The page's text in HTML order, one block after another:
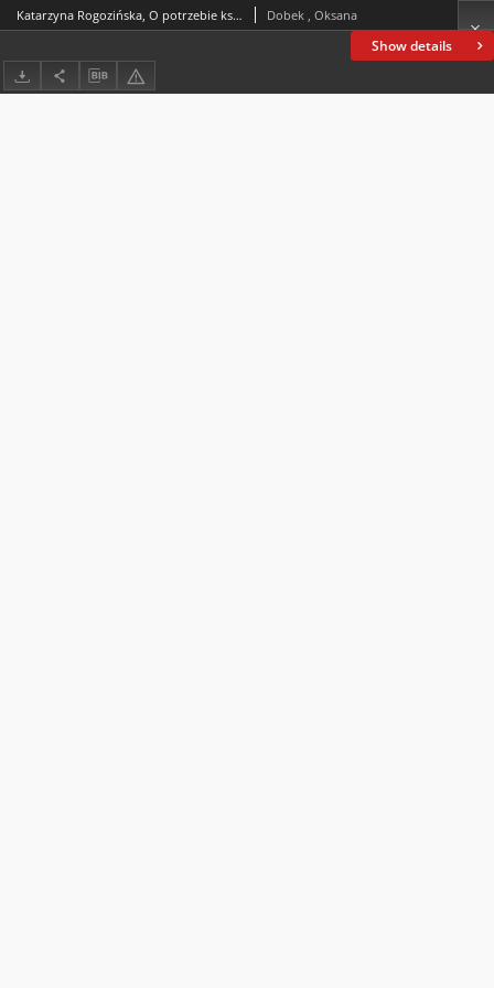
Show details
Katarzyna Rogozińska, O potrzebie kształcenia studentów – przyszłych nauczycieli edukacji przedszkolnej i wczesnoszkolnej w zakresie emisji głosu Dobek , Oksana